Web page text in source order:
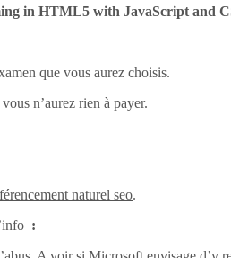
in HTML5 with JavaScript and
que vous aurez choisis.
n’aurez rien à payer.
naturel seo.
: